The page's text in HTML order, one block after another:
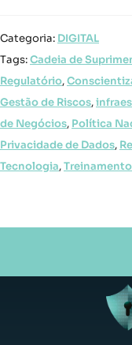
Categoria: DIGITAL
Tags:Cadeia de
Regulatório,
Gestão de Riscos,
de Negócios, Política
Privacidade de Dados,
Tecnologia,